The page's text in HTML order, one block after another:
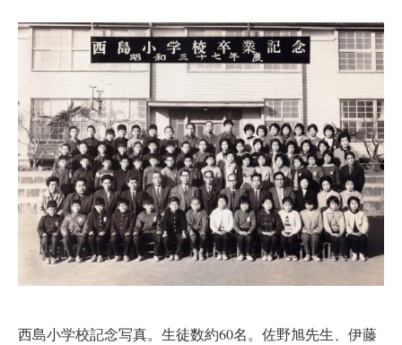
西島小学校記念写真。生徒数約60名。佐野旭先生、伊藤